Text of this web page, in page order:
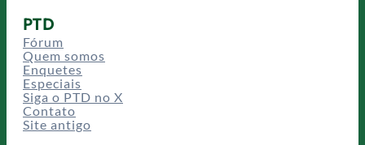
PTD
Fórum
Quem somos
Enquetes
Especiais
Siga o PTD no X
Contato
Site antigo